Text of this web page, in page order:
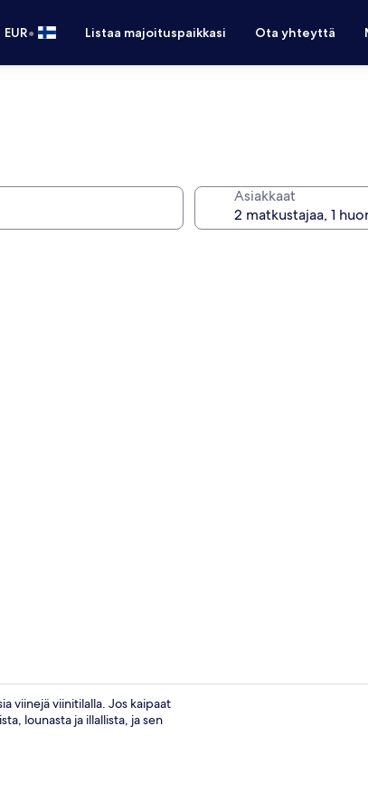
EUR• Listaa majoituspaikkasi Ota yhteyttä
Asiakkaat
viinejä viinitilalla. Jos kaipaat
lounasta ja illallista, ja sen